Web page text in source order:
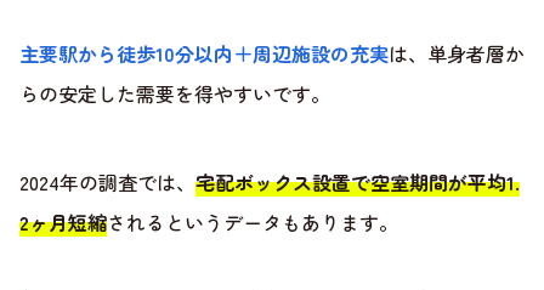
主要駅から徒歩10分以内＋周辺施設の充実は、単身者層か
らの安定した需要を得やすいです。
2024年の調査では、 宅配ボックス設置で空室期間が平均1.
2ヶ月短縮されるというデータもあります。